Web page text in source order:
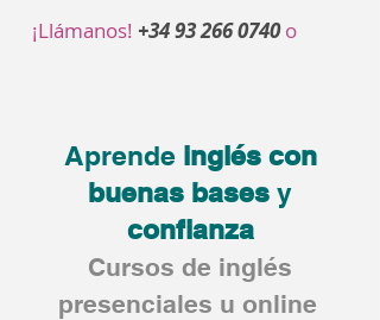
¡Llámanos! +34 93 266 0740o
Aprende inglés con
buenas bases y
confianza
Cursos de inglés
presenciales u online